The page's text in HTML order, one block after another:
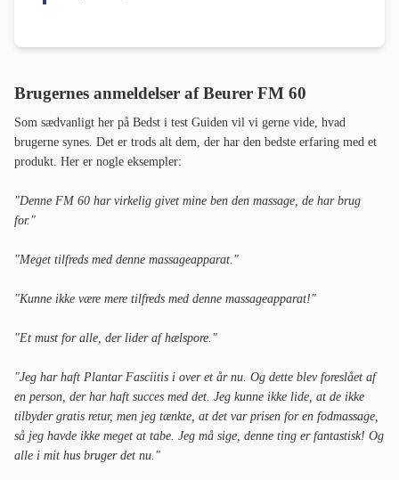
Brugernes anmeldelser afBeurer FM 60
Som sædvanligt her på Bedst i test Guiden vil vi gerne vide, hvad
brugerne synes. Det er trods alt dem, der har den bedste erfaring med et
produkt. Her er nogle eksempler:
"Denne FM 60 har virkelig givet mine ben den massage, de har brug
for."
"Meget tilfreds med denne massageapparat."
"Kunne ikke være mere tilfreds med denne massageapparat!"
"Et must for alle, der lider af hælspore."
"Jeg har haft Plantar Fasciitis i over et år nu. Og dette blev foreslået af
en person, der har haft succes med det. Jeg kunne ikke lide, at de ikke
tilbyder gratis retur, men jeg tænkte, at det var prisen for en fodmassage,
så jeg havde ikke meget at tabe. Jeg må sige, denne ting er fantastisk! Og
alle i mit hus bruger det nu."